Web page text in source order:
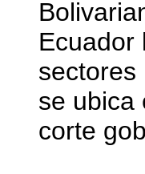
Ecuador
sectores
se ubica
corte